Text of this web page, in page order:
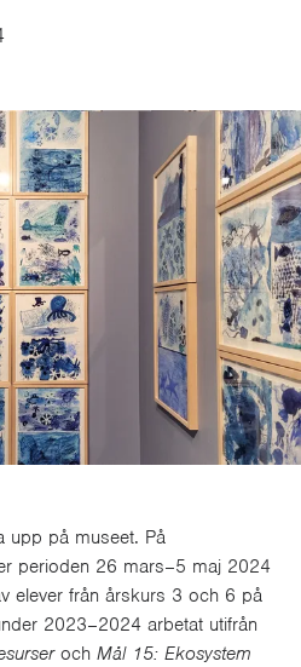
upp på museet. På
perioden 26 mars–5 maj 2024
elever från årskurs 3 och 6 på
2023–2024 arbetat utifrån
och Mål 15: Ekosystem